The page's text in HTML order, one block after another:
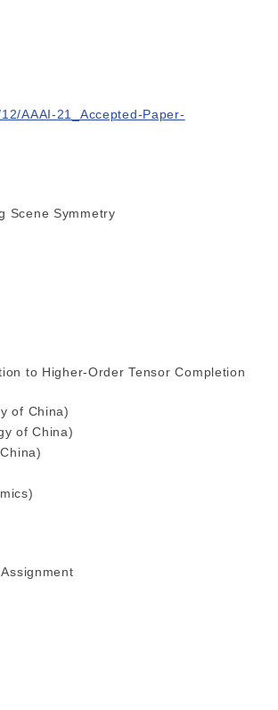
AAAI-21_Accepted-Paper-
Scene Symmetry
to Higher-Order Tensor Completion
of China)
of China)